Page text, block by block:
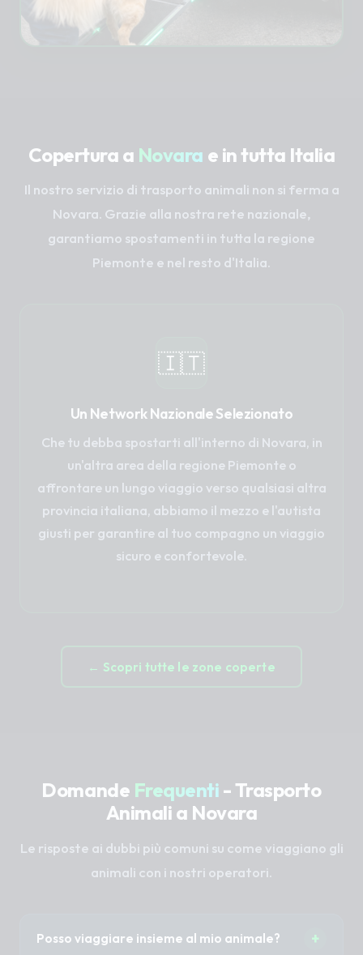
Copertura a Novara e in tutta Italia
Il nostro servizio di trasporto animali non si ferma a
Novara. Grazie alla nostra rete nazionale,
garantiamo spostamenti in tutta la regione
Piemonte e nel resto d'Italia.
🇮🇹
Un Network Nazionale Selezionato
Che tu debba spostarti all'interno di Novara, in
un'altra area della regione Piemonte o
affrontare un lungo viaggio verso qualsiasi altra
provincia italiana, abbiamo il mezzo e l'autista
giusti per garantire al tuo compagno un viaggio
sicuro e confortevole.
← Scopri tutte le zone coperte
Domande Frequenti - Trasporto
Animali a Novara
Le risposte ai dubbi più comuni su come viaggiano gli
animali con i nostri operatori.
Posso viaggiare insieme al mio animale? +